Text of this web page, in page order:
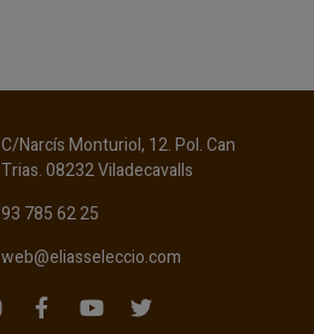
C/Narcís Monturiol, 12. Pol. Can
Trias. 08232 Viladecavalls
93 785 62 25
web@eliasseleccio.com